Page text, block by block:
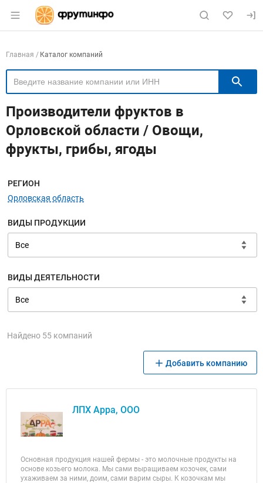
Раздел навигации по сайту fruitinfo.ru
Навигация по компаниям
Главная Каталог компаний
Производители фруктов в
Орловской области / Овощи,
фрукты, грибы, ягоды
Меню навигации
РЕГИОН
Орловская область
ВИДЫ ПРОДУКЦИИ
ВИДЫ ДЕЯТЕЛЬНОСТИ
Найдено 55 компаний
Добавить компанию
ЛПХ Арра, ООО
Основная продукция нашей фермы - это молочные продукты на
основе козьего молока. Мы сами выращиваем козочек, сами
ухаживаем за ними, доим, сами варим сыры. К козочкам мы